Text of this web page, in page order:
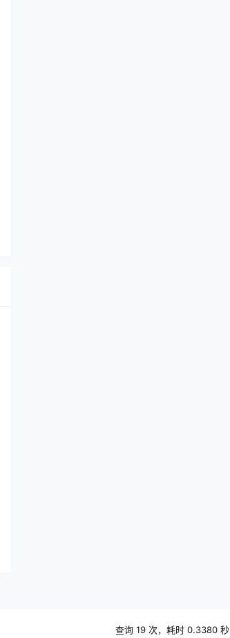
查询 19 次，耗时 0.3380 秒